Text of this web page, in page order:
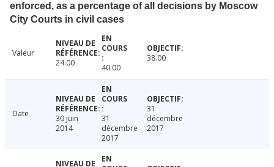
enforced, as a percentage of all decisions by Moscow
City Courts in civil cases
Valeur
24.00
40.00
38.00
Date
30 juin
2014
31
décembre
2017
31
décembre
2017